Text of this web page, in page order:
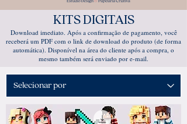
KITS DIGITAIS
Download imediato. Após a confirmação de pagamento, você
receberá um PDF com o link de download do produto (de forma
automática). Disponível na área do cliente após a compra, o
mesmo também será enviado por e-mail.